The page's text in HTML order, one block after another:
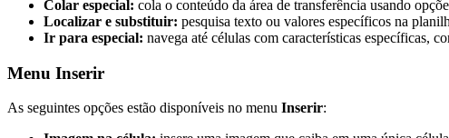
Colar especial: cola o conteúdo da área de transferência usando
Localizar e substituir: pesquisa texto ou valores específicos na
Ir para especial: navega até células com características específicas,
Menu Inserir
As seguintes opções estão disponíveis no menu Inserir: